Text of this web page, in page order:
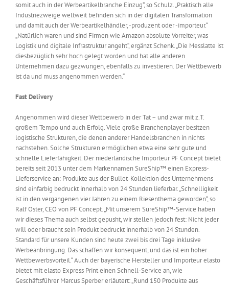
somit auch in der Werbeartikelbranche Einzug“, so Schulz. „Praktisch alle
Industriezweige weltweit befinden sich in der digitalen Transformation
und damit auch der Werbeartikelhändler, -produzent oder -importeur.“
„Natürlich waren und sind Firmen wie Amazon absolute Vorreiter, was
Logistik und digitale Infrastruktur angeht“, ergänzt Schenk. „Die Messlatte ist
diesbezüglich sehr hoch gelegt worden und hat alle anderen
Unternehmen dazu gezwungen, ebenfalls zu investieren. Der Wettbewerb
ist da und muss angenommen werden.“
Fast Delivery
Angenommen wird dieser Wettbewerb in der Tat – und zwar mit z.T.
großem Tempo und auch Erfolg. Viele große Branchenplayer besitzen
logistische Strukturen, die denen anderer Handelsbranchen in nichts
nachstehen. Solche Strukturen ermöglichen etwa eine sehr gute und
schnelle Lieferfähigkeit. Der niederländische Importeur PF Concept bietet
bereits seit 2013 unter dem Markennamen SureShip™ einen Express-
Lieferservice an: Produkte aus der Bullet-Kollektion des Unternehmens
sind einfarbig bedruckt innerhalb von 24 Stunden lieferbar. „Schnelligkeit
ist in den vergangenen vier Jahren zu einem Riesenthema geworden“, so
Ralf Oster, CEO von PF Concept. „Mit unserem SureShip™-Service haben
wir dieses Thema auch selbst gepusht, wir stellen jedoch fest: Nicht jeder
will oder braucht sein Produkt bedruckt innerhalb von 24 Stunden.
Standard für unsere Kunden sind heute zwei bis drei Tage inklusive
Werbeanbringung. Das schaffen wir konsequent, und das ist ein hoher
Wettbewerbsvorteil.“ Auch der bayerische Hersteller und Importeur elasto
bietet mit elasto Express Print einen Schnell-Service an, wie
Geschäftsführer Marcus Sperber erläutert: „Rund 150 Produkte aus